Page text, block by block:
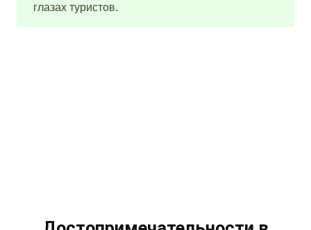
глазах туристов.